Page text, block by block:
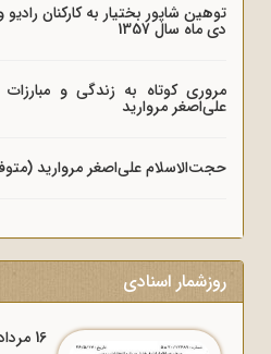
توهین شاپور بختیار به کارکنان
دی ماه سال 1357
مروری کوتاه به زندگی و
علی‌اصغر مروارید
حجت‌الاسلام علی‌اصغر مروارید (متوفی 1396/
روزشمار اسنادی
16 مرداد